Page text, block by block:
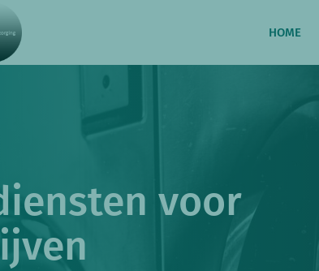
HOME
voor